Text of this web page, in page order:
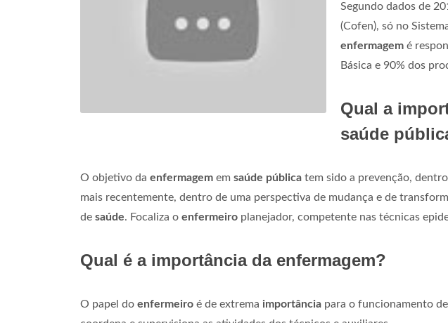
Segundo dados de
(Cofen), só no
enfermagem é
Básica e 90% dos
Qual a
saúde
O objetivo da enfermagem em saúde pública tem sido a prevenção,
mais recentemente, dentro de uma perspectiva de mudança e de
de saúde. Focaliza o enfermeiro planejador, competente nas técnicas
Qual é a importância da enfermagem?
O papel do enfermeiro é de extrema importância para o funcionamento